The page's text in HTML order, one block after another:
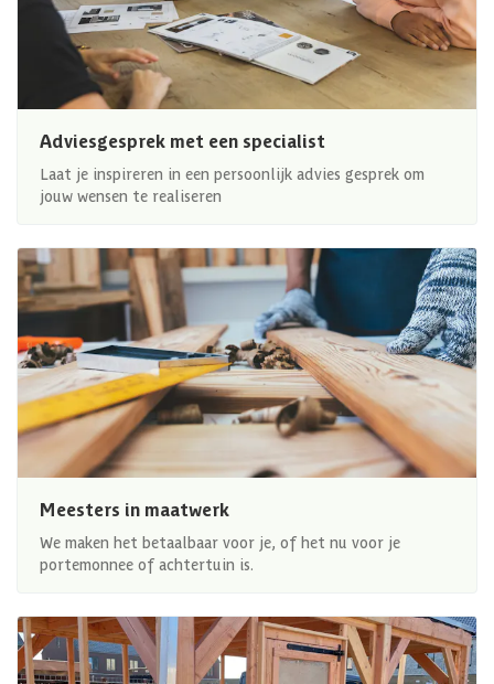
Adviesgesprek met een specialist
Laat je inspireren in een persoonlijk advies gesprek om
jouw wensen te realiseren
Meesters in maatwerk
We maken het betaalbaar voor je, of het nu voor je
portemonnee of achtertuin is.